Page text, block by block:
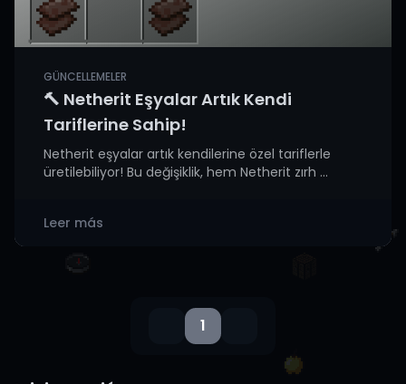
GÜNCELLEMELER
🔨 Netherit Eşyalar Artık Kendi
Tariflerine Sahip!
Netherit eşyalar artık kendilerine özel tariflerle
üretilebiliyor! Bu değişiklik, hem Netherit zırh ...
Leer más
1